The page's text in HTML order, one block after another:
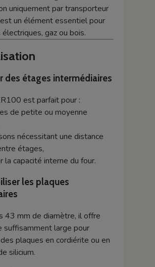
uniquement par transporteur
un élément essentiel pour
gaz ou bois.
des étages intermédiaires
est parfait pour :
de petite ou moyenne
nécessitant une distance
étages,
la capacité interne du four.
les plaques
43 mm de diamètre, il offre
suffisamment large pour
plaques en cordiérite ou en
silicium.